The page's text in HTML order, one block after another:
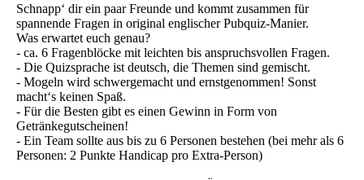
Schnapp‘ dir ein paar Freunde und kommt zusammen für
spannende Fragen in original englischer Pubquiz-Manier.
Was erwartet euch genau?
- ca. 6 Fragenblöcke mit leichten bis anspruchsvollen Fragen.
- Die Quizsprache ist deutsch, die Themen sind gemischt.
- Mogeln wird schwergemacht und ernstgenommen! Sonst
macht‘s keinen Spaß.
- Für die Besten gibt es einen Gewinn in Form von
Getränkegutscheinen!
- Ein Team sollte aus bis zu 6 Personen bestehen (bei mehr als 6
Personen: 2 Punkte Handicap pro Extra-Person)